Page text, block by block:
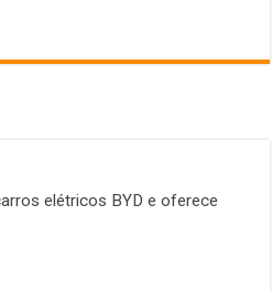
elétricos BYD e oferece